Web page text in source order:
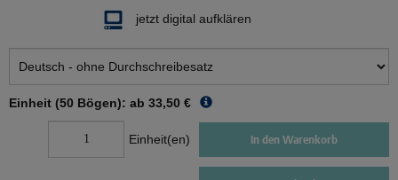
jetzt digital aufklären
Einheit (50 Bögen): ab 33,50 €
Einheit(en) In den Warenkorb